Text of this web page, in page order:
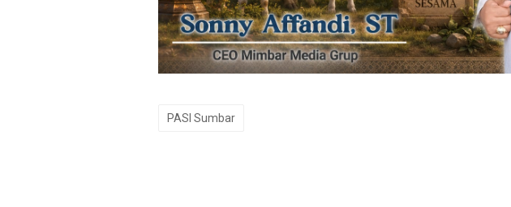
PASI Sumbar